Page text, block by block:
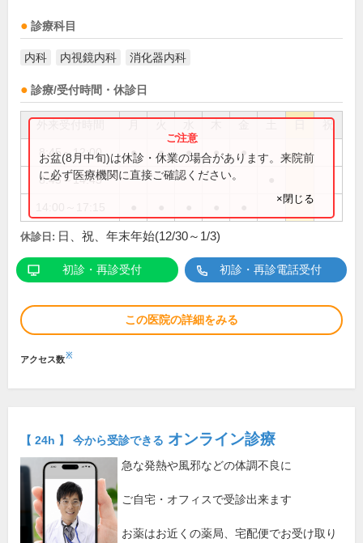
診療科目
内科 内視鏡内科 消化器内科
診療/受付時間・休診日
祝
8:45～12:00 ● ● ● ● ●
8:45～14:45
お盆(8月中旬)は休診・休業の場合があります。来院前
に必ず医療機関に直接ご確認ください。
×閉じる
休診日: 日、祝、年末年始(12/30～1/3)
初診・再診受付 初診・再診電話受付
この医院の詳細をみる
アクセス数※
【 24h 】 今から受診できる オンライン診療
急な発熱や風邪などの体調不良に
ご自宅・オフィスで受診出来ます
お薬はお近くの薬局、宅配便でお受け取り